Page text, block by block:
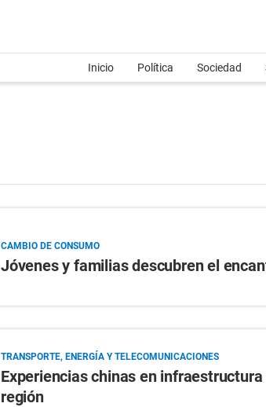
Inicio Política Sociedad
CAMBIO DE CONSUMO
Jóvenes y familias descubren el
TRANSPORTE, ENERGÍA Y TELECOMUNICACIONES
Experiencias chinas en
región